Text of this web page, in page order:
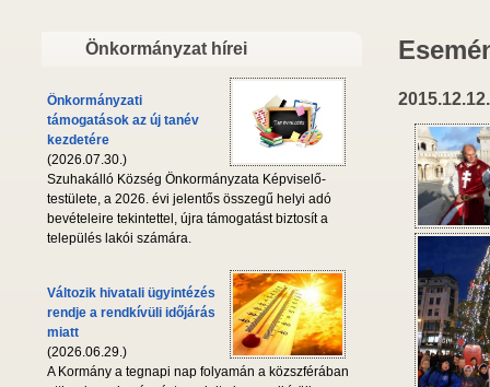
Önkormányzat hírei
Önkormányzati
támogatások az új tanév
kezdetére
(2026.07.30.)
Szuhakálló Község Önkormányzata Képviselő-
testülete, a 2026. évi jelentős összegű helyi adó
bevételeire tekintettel, újra támogatást biztosít a
település lakói számára.
Változik hivatali ügyintézés
rendje a rendkívüli időjárás
miatt
(2026.06.29.)
A Kormány a tegnapi nap folyamán a közszférában
2015.12.12.